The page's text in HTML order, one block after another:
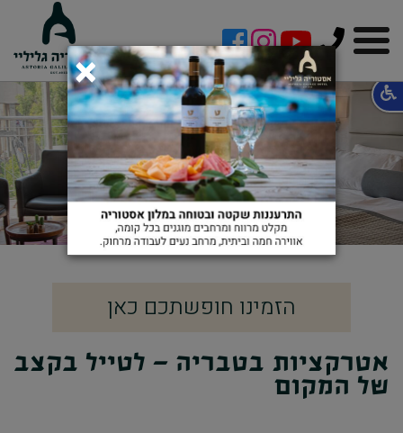
אטרקציות בטבריה
ובכינרת
הזמינו חופשתכם כאן
אטרקציות בטבריה - לטייל בקצב
של המקום
×